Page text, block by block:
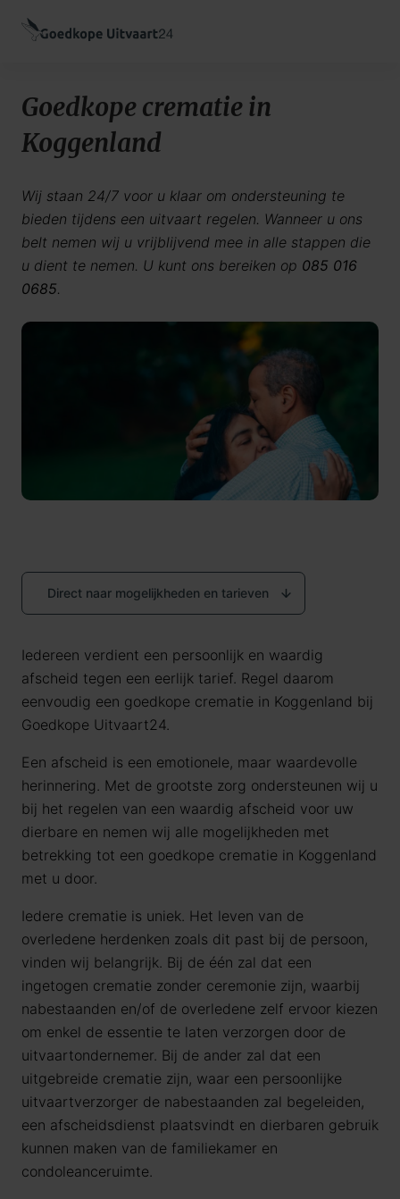
Goedkope crematie in
Koggenland
Wij staan 24/7 voor u klaar om ondersteuning te
bieden tijdens een uitvaart regelen. Wanneer u ons
belt nemen wij u vrijblijvend mee in alle stappen die
u dient te nemen. U kunt ons bereiken op 085 016
0685.
Direct naar mogelijkheden en tarieven
Iedereen verdient een persoonlijk en waardig
afscheid tegen een eerlijk tarief. Regel daarom
eenvoudig een goedkope crematie in Koggenland bij
Goedkope Uitvaart24.
Een afscheid is een emotionele, maar waardevolle
herinnering. Met de grootste zorg ondersteunen wij u
bij het regelen van een waardig afscheid voor uw
dierbare en nemen wij alle mogelijkheden met
betrekking tot een goedkope crematie in Koggenland
met u door.
Iedere crematie is uniek. Het leven van de
overledene herdenken zoals dit past bij de persoon,
vinden wij belangrijk. Bij de één zal dat een
ingetogen crematie zonder ceremonie zijn, waarbij
nabestaanden en/of de overledene zelf ervoor kiezen
om enkel de essentie te laten verzorgen door de
uitvaartondernemer. Bij de ander zal dat een
uitgebreide crematie zijn, waar een persoonlijke
uitvaartverzorger de nabestaanden zal begeleiden,
een afscheidsdienst plaatsvindt en dierbaren gebruik
kunnen maken van de familiekamer en
condoleanceruimte.